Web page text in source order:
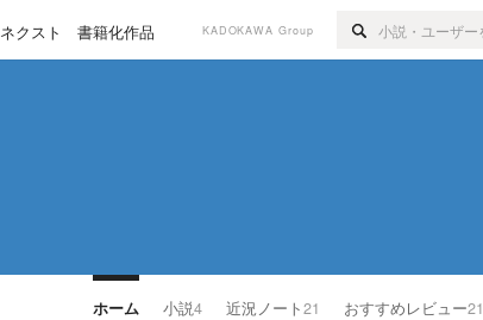
ネクスト 書籍化作品 KADOKAWA Group
ホーム 小説4 近況ノート21 おすすめレビュー21